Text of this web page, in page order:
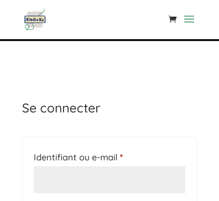
Découvrez la collection Odia sur notre nouveau site
Se connecter
Identifiant ou e-mail *Obligatoire